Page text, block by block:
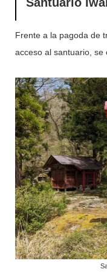
Frente a la pagoda de
acceso al santuario,